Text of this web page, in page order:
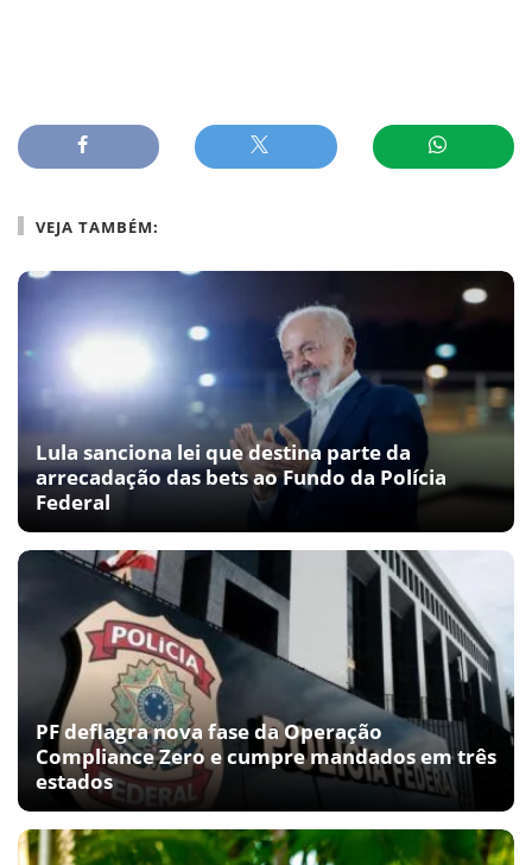
VEJA TAMBÉM:
Lula sanciona lei que destina parte da
arrecadação das bets ao Fundo da Polícia
Federal
PF deflagra nova fase da Operação
Compliance Zero e cumpre mandados em três
estados